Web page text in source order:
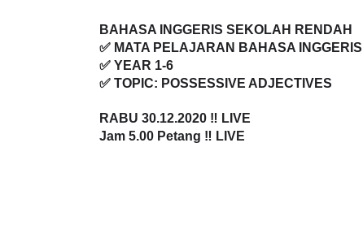
BAHASA INGGERIS SEKOLAH RENDAH
✅ MATA PELAJARAN BAHASA INGGERIS
✅ YEAR 1-6
✅ TOPIC: POSSESSIVE ADJECTIVES
RABU 30.12.2020 ‼️ LIVE
Jam 5.00 Petang ‼️ LIVE